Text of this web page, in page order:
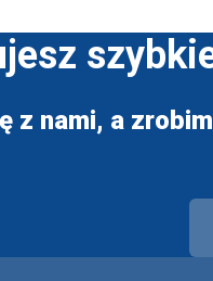
z nami, a